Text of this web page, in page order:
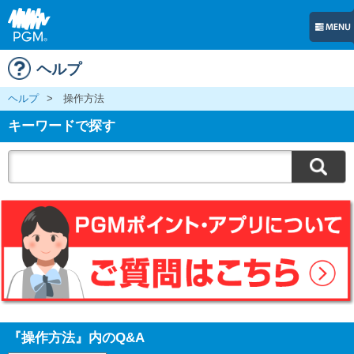
ヘルプ
ヘルプ > 操作方法
キーワードで探す
『操作方法』内のQ&A